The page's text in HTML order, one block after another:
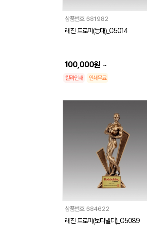
상품번호 681982
레진 트로피(등대)_G5014
100,000원 ~
칼라인쇄 인쇄무료
상품번호 684622
레진 트로피(보디빌더)_G5089